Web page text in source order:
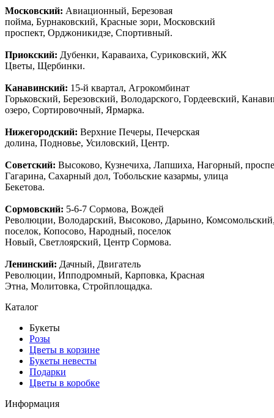
Московский: Авиационный, Березовая
пойма, Бурнаковский, Красные зори, Московский
проспект, Орджоникидзе, Спортивный.
Приокский: Дубенки, Караваиха, Суриковский, ЖК
Цветы, Щербинки.
Канавинский: 15-й квартал, Агрокомбинат
Горьковский, Березовский, Володарского, Гордеевский,
озеро, Сортировочный, Ярмарка.
Нижегородский: Верхние Печеры, Печерская
долина, Подновье, Усиловский, Центр.
Советский: Высоково, Кузнечиха, Лапшиха, Нагорный,
Гагарина, Сахарный дол, Тобольские казармы, улица
Бекетова.
Сормовский: 5-6-7 Сормова, Вождей
Революции, Володарский, Высоково, Дарьино,
поселок, Копосово, Народный, поселок
Новый, Светлоярский, Центр Сормова.
Ленинский: Дачный, Двигатель
Революции, Ипподромный, Карповка, Красная
Этна, Молитовка, Стройплощадка.
Каталог
Букеты
Розы
Цветы в корзине
Букеты невесты
Подарки
Цветы в коробке
Информация